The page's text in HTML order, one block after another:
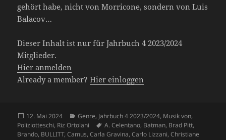
gehört habe, nicht von Morricone, sondern von Luis
Balacov…
Dieser Inhalt ist nur für Jahrbuch 4 2023/2024
Mitglieder.
Hier anmelden
Already a member?Hier einloggen
Veröffentlicht
am
12. Mai 2024 Kategorien
Genre, Jahrbuch 4 2023/2024, Musik von,
Poliziotteschi, Riz Ortolani Schlagwörter
A. Celentano, Batman, Brad Pitt,
Brando, BULLITT,Camus,Carla Gravina,Carlo Lizzani,Christiane